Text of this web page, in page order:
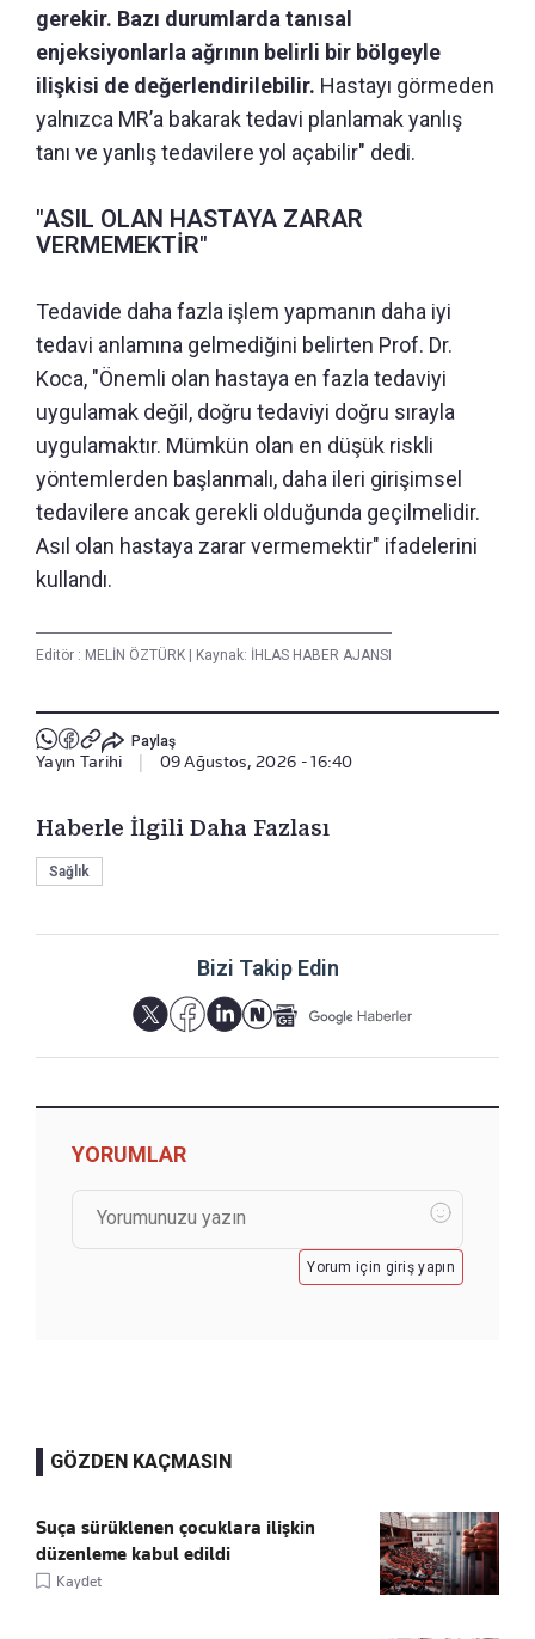
gerekir. Bazı durumlarda tanısal
enjeksiyonlarla ağrının belirli bir bölgeyle
ilişkisi de değerlendirilebilir. Hastayı görmeden
yalnızca MR’a bakarak tedavi planlamak yanlış
tanı ve yanlış tedavilere yol açabilir" dedi.
"ASIL OLAN HASTAYA ZARAR
VERMEMEKTİR"
Tedavide daha fazla işlem yapmanın daha iyi
tedavi anlamına gelmediğini belirten Prof. Dr.
Koca, "Önemli olan hastaya en fazla tedaviyi
uygulamak değil, doğru tedaviyi doğru sırayla
uygulamaktır. Mümkün olan en düşük riskli
yöntemlerden başlanmalı, daha ileri girişimsel
tedavilere ancak gerekli olduğunda geçilmelidir.
Asıl olan hastaya zarar vermemektir" ifadelerini
kullandı.
Editör : MELİN ÖZTÜRK Kaynak: İHLAS HABER AJANSI
Paylaş
Yayın Tarihi 09 Ağustos, 2026 - 16:40
Haberle İlgili Daha Fazlası
Sağlık
Bizi Takip Edin
YORUMLAR
Yorum için giriş yapın
GÖZDEN KAÇMASIN
Suça sürüklenen çocuklara ilişkin
düzenleme kabul edildi
Kaydet